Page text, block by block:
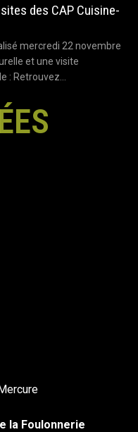
des CAP Cuisine-
mercredi 22 novembre
et une visite
: Retrouvez…
la Foulonnerie